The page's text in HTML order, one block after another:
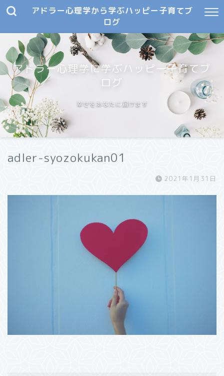
アドラー心理学から学ぶハッピー子育てブ
ログ
アドラー心理学に学ぶハッピー子育てブ
ログ
幸せをあなたに届けます
adler-syozokukan01
2021年1月31日